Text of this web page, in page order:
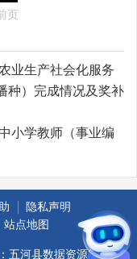
页
业生产社会化服务
种）完成情况及奖补
小学教师（事业编
隐私声明
站点地图
五河县数据资源管理局